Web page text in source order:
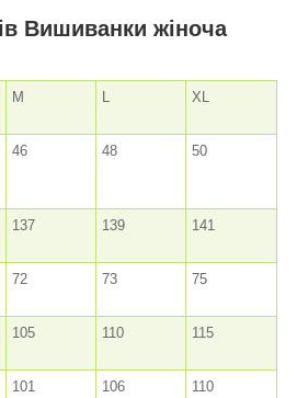
Вишиванки жіноча
M L XL
46 48 50
137 139 141
72 73 75
105 110 115
101 106 110